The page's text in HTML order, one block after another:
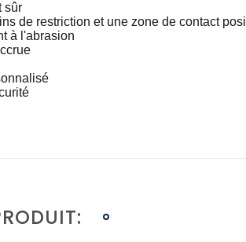
sûr
de restriction et une zone de contact
à l'abrasion